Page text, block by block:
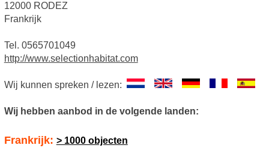
12000 RODEZ
Frankrijk
Tel. 0565701049
http://www.selectionhabitat.com
Wij kunnen spreken / lezen:
Wij hebben aanbod in de volgende landen:
Frankrijk: > 1000 objecten